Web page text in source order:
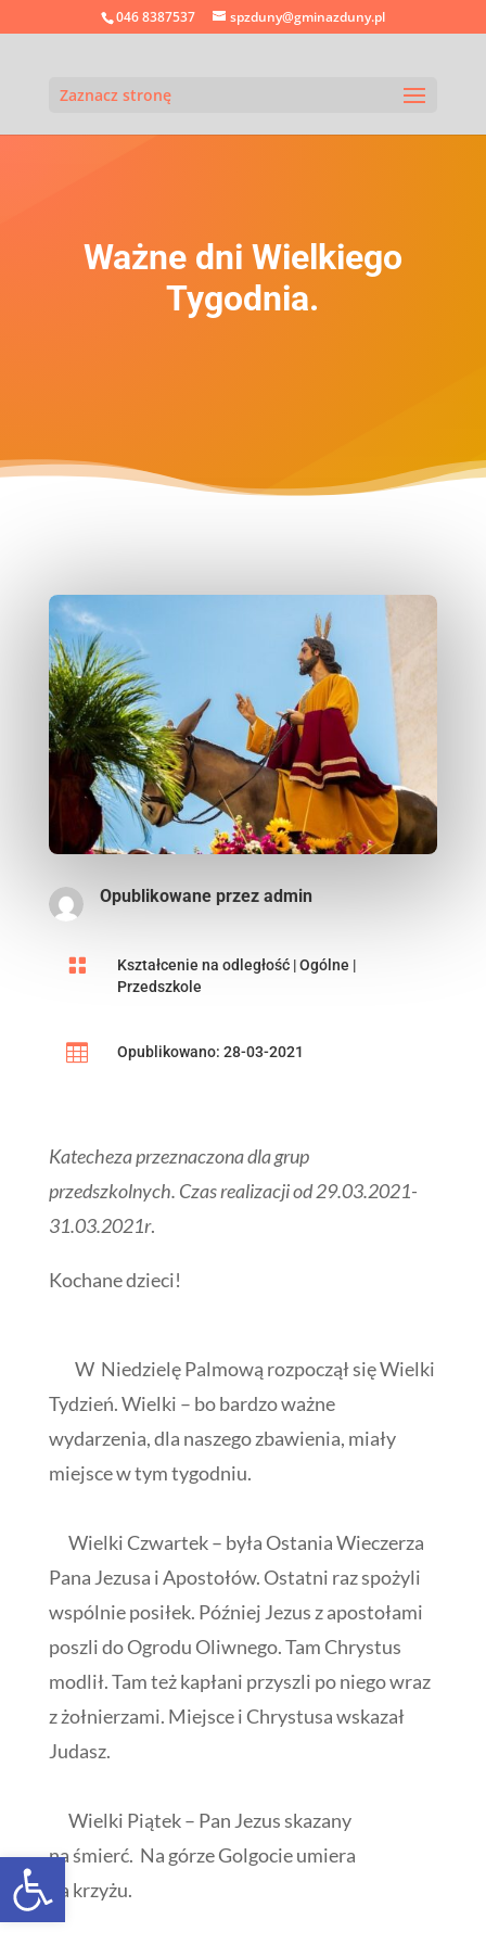
Open toolbar
046 8387537 spzduny@gminazduny.pl
Zaznacz stronę
Ważne dni Wielkiego
Tygodnia.
Opublikowane przez admin
 Kształcenie na odległość|Ogólne |
Przedszkole
 Opublikowano: 28-03-2021
Katecheza przeznaczona dla grup
przedszkolnych. Czas realizacji od 29.03.2021-
31.03.2021r.
Kochane dzieci!
W Niedzielę Palmową rozpoczął się Wielki
Tydzień. Wielki – bo bardzo ważne
wydarzenia, dla naszego zbawienia, miały
miejsce w tym tygodniu.
Wielki Czwartek – była Ostania Wieczerza
Pana Jezusa i Apostołów. Ostatni raz spożyli
wspólnie posiłek. Później Jezus z apostołami
poszli do Ogrodu Oliwnego. Tam Chrystus
modlił. Tam też kapłani przyszli po niego wraz
z żołnierzami. Miejsce i Chrystusa wskazał
Judasz.
Wielki Piątek – Pan Jezus skazany
na śmierć. Na górze Golgocie umiera
na krzyżu.